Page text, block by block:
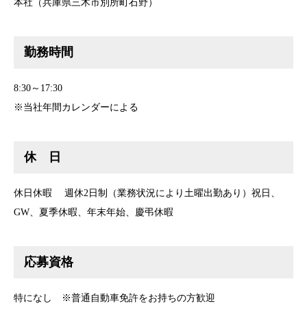
本社（兵庫県三木市別所町石野）
勤務時間
8:30～17:30
※当社年間カレンダーによる
休 日
休日休暇 週休2日制（業務状況により土曜出勤あり）祝日、
GW、夏季休暇、年末年始、慶弔休暇
応募資格
特になし ※普通自動車免許をお持ちの方歓迎